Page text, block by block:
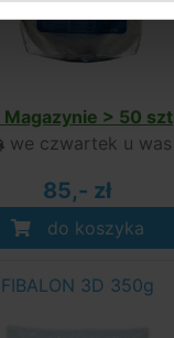
Magazynie > 50 szt
we czwartek u was
85,- zł
do koszyka
FIBALON 3D 350g